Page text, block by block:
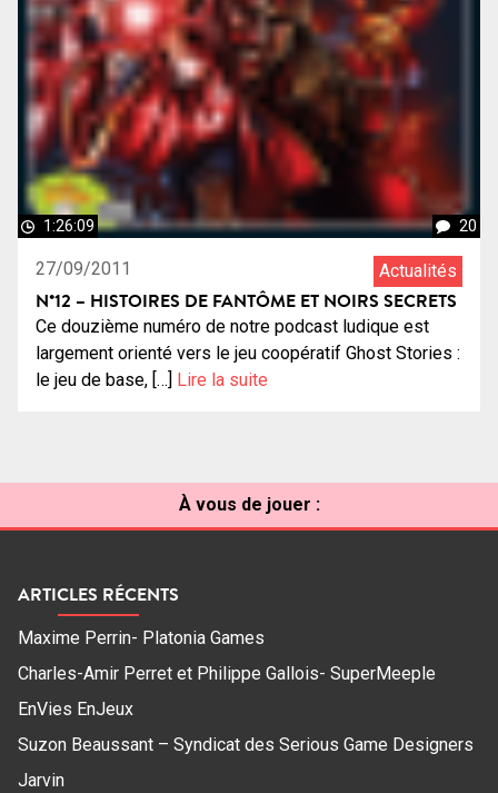
1:26:09 20
27/09/2011 Actualités
N°12 – HISTOIRES DE FANTÔME ET NOIRS SECRETS
Ce douzième numéro de notre podcast ludique est
largement orienté vers le jeu coopératif Ghost Stories :
le jeu de base, […] Lire la suite
À vous de jouer :
ARTICLES RÉCENTS
Maxime Perrin- Platonia Games
Charles-Amir Perret et Philippe Gallois- SuperMeeple
EnVies EnJeux
Suzon Beaussant – Syndicat des Serious Game Designers
Jarvin